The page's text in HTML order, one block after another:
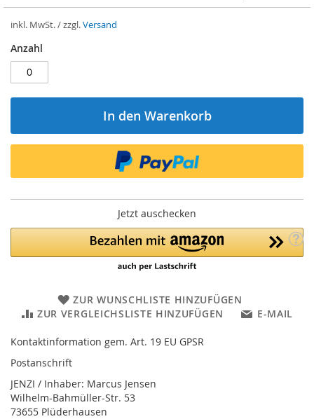
inkl. MwSt. / zzgl.Versand
Anzahl
In den Warenkorb
Jetzt auschecken
ZUR WUNSCHLISTE HINZUFÜGEN
ZUR VERGLEICHSLISTE HINZUFÜGEN
E-MAIL
Kontaktinformation gem. Art. 19 EU GPSR
Postanschrift
JENZI / Inhaber: Marcus Jensen
Wilhelm-Bahmüller-Str. 53
73655 Plüderhausen